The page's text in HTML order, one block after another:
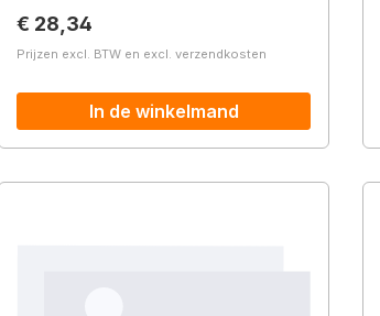
Normale prijs:
€ 28,34
Prijzen excl. BTW en excl. verzendkosten
In de winkelmand